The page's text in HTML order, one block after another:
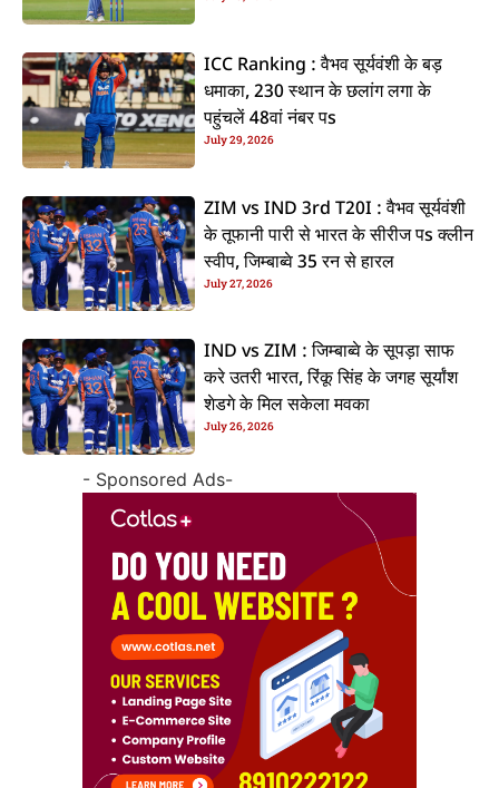
ICC Ranking : वैभव सूर्यवंशी के बड़
धमाका, 230 स्थान के छलांग लगा के
पहुंचलें 48वां नंबर पs
July 29, 2026
ZIM vs IND 3rd T20I : वैभव सूर्यवंशी
के तूफानी पारी से भारत के सीरीज पs क्लीन
स्वीप, जिम्बाब्वे 35 रन से हारल
July 27, 2026
IND vs ZIM : जिम्बाब्वे के सूपड़ा साफ
करे उतरी भारत, रिंकू सिंह के जगह सूर्यांश
शेडगे के मिल सकेला मवका
July 26, 2026
- Sponsored Ads-